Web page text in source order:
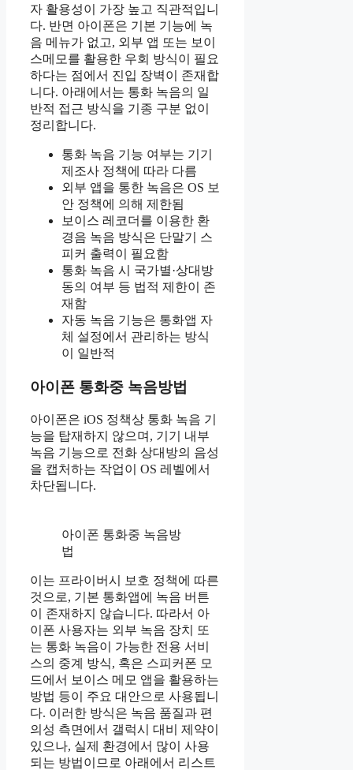
자 활용성이 가장 높고 직관적입니
다. 반면 아이폰은 기본 기능에 녹
음 메뉴가 없고, 외부 앱 또는 보이
스메모를 활용한 우회 방식이 필요
하다는 점에서 진입 장벽이 존재합
니다. 아래에서는 통화 녹음의 일
반적 접근 방식을 기종 구분 없이
정리합니다.
통화 녹음 기능 여부는 기기
제조사 정책에 따라 다름
외부 앱을 통한 녹음은 OS 보
안 정책에 의해 제한됨
보이스 레코더를 이용한 환
경음 녹음 방식은 단말기 스
피커 출력이 필요함
통화 녹음 시 국가별·상대방
동의 여부 등 법적 제한이 존
재함
자동 녹음 기능은 통화앱 자
체 설정에서 관리하는 방식
이 일반적
아이폰 통화중 녹음방법
아이폰은 iOS 정책상 통화 녹음 기
능을 탑재하지 않으며, 기기 내부
녹음 기능으로 전화 상대방의 음성
을 캡처하는 작업이 OS 레벨에서
차단됩니다.
아이폰 통화중 녹음방
법
이는 프라이버시 보호 정책에 따른
것으로, 기본 통화앱에 녹음 버튼
이 존재하지 않습니다. 따라서 아
이폰 사용자는 외부 녹음 장치 또
는 통화 녹음이 가능한 전용 서비
스의 중계 방식, 혹은 스피커폰 모
드에서 보이스 메모 앱을 활용하는
방법 등이 주요 대안으로 사용됩니
다. 이러한 방식은 녹음 품질과 편
의성 측면에서 갤럭시 대비 제약이
있으나, 실제 환경에서 많이 사용
되는 방법이므로 아래에서 리스트